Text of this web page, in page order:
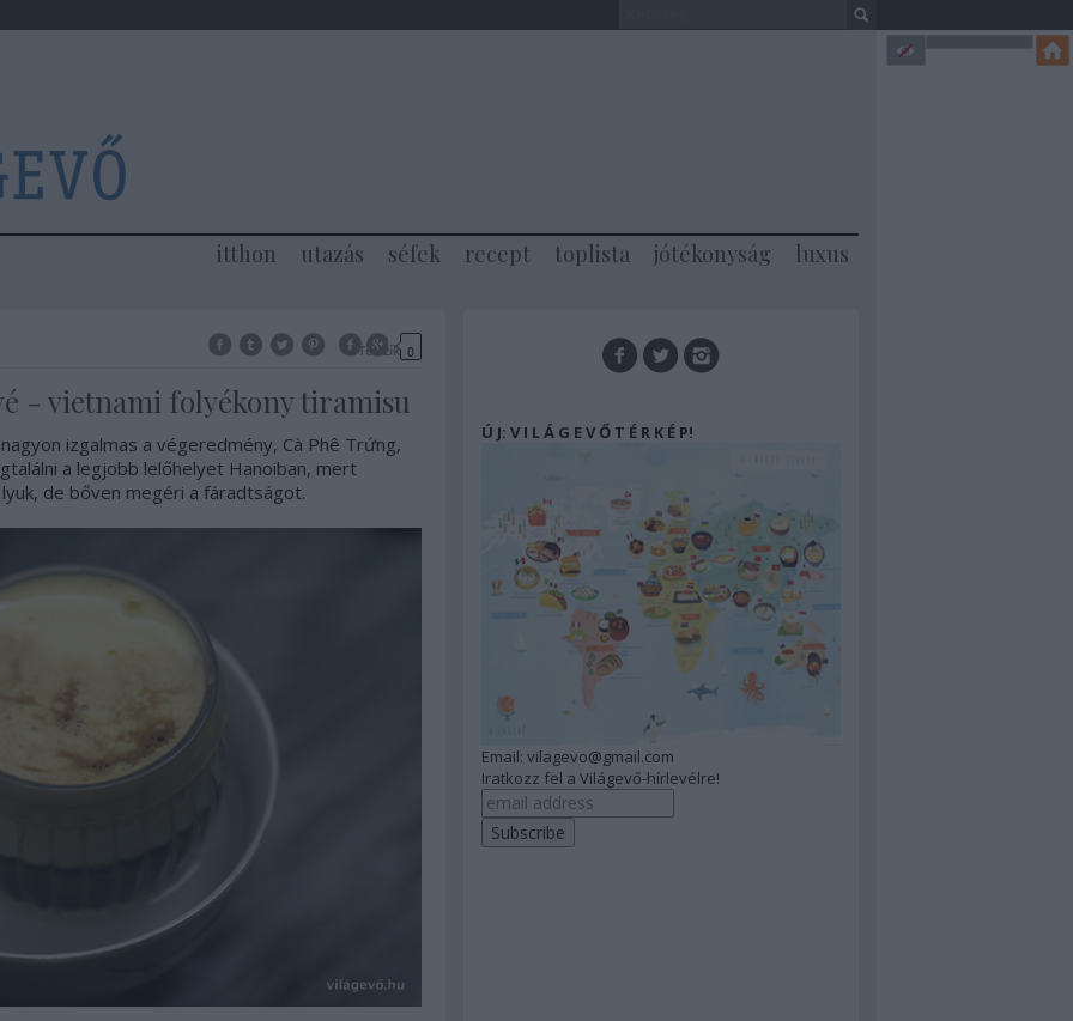
itthon utazás séfek recept toplista jótékonyság luxus
Tetszik 0
- vietnami folyékony tiramisu
izgalmas a végeredmény, Cà Phê Trứng,
a legjobb lelőhelyet Hanoiban, mert
de bőven megéri a fáradtságot.
Ú J: V I L Á G E V Ő T É R K É P!
Email: vilagevo@gmail.com
Iratkozz fel a Világevő-hírlevélre!